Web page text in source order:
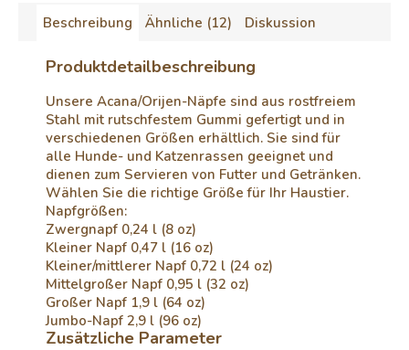
Beschreibung Ähnliche (12) Diskussion
Produktdetailbeschreibung
Unsere Acana/Orijen-Näpfe sind aus rostfreiem
Stahl mit rutschfestem Gummi gefertigt und in
verschiedenen Größen erhältlich. Sie sind für
alle Hunde- und Katzenrassen geeignet und
dienen zum Servieren von Futter und Getränken.
Wählen Sie die richtige Größe für Ihr Haustier.
Napfgrößen:
Zwergnapf 0,24 l (8 oz)
Kleiner Napf 0,47 l (16 oz)
Kleiner/mittlerer Napf 0,72 l (24 oz)
Mittelgroßer Napf 0,95 l (32 oz)
Großer Napf 1,9 l (64 oz)
Jumbo-Napf 2,9 l (96 oz)
Zusätzliche Parameter